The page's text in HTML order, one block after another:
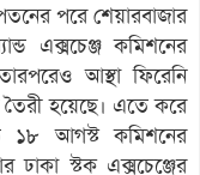
পরে শেয়ারবাজার
এক্সচেঞ্জ কমিশনের
আস্থা ফিরেনি
তৈরী হয়েছে। এতে করে
১৮ আগস্ট কমিশনের
ঢাকা স্টক এক্সচেঞ্জের